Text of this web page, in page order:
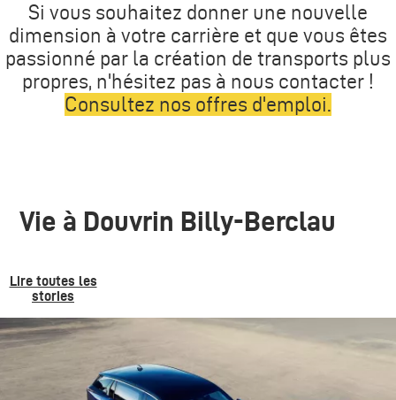
Si vous souhaitez donner une nouvelle
dimension à votre carrière et que vous êtes
passionné par la création de transports plus
propres, n'hésitez pas à nous contacter !
Consultez nos offres d'emploi.
Vie à Douvrin Billy-Berclau
Lire toutes les
stories